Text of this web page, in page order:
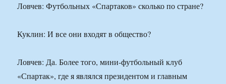
Ловчев: Футбольных «Спартаков» сколько по стране?
Куклин: И все они входят в общество?
Ловчев: Да. Более того, мини-футбольный клуб
«Спартак», где я являлся президентом и главным